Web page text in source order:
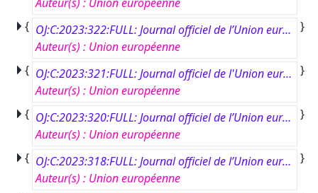
{
OJ:C:2023:322:FULL: Journal officiel de l’Union européenne, C 322, 12 septembre 2023
Auteur(s) : Union européenne
}
{
OJ:C:2023:321:FULL: Journal officiel de l'Union européenne, C 321, 11 septembre 2023
Auteur(s) : Union européenne
}
{
OJ:C:2023:320:FULL: Journal officiel de l’Union européenne, C 320, 11 septembre 2023
Auteur(s) : Union européenne
}
{
OJ:C:2023:318:FULL: Journal officiel de l’Union européenne, C 318, 8 septembre 2023
Auteur(s) : Union européenne
}